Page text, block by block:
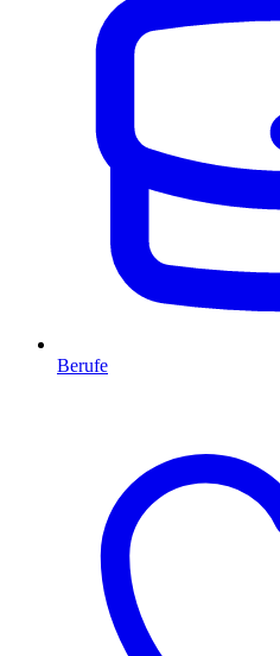
Berufe